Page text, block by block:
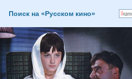
Поиск на «Русском кино»